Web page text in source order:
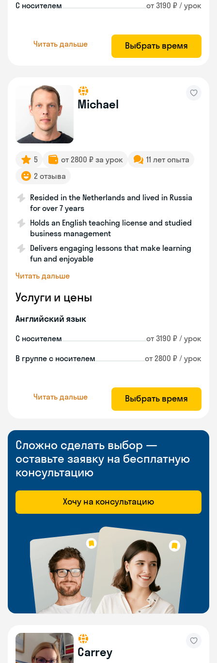
С носителем от 3190 ₽ / урок
Читать дальше Выбрать время
Michael
5 от 2800 ₽ за урок
11 лет опыта
2 отзыва
Resided in the Netherlands and lived in Russia
for over 7 years
Holds an English teaching license and studied
business management
Delivers engaging lessons that make learning
fun and enjoyable
Читать дальше
Услуги и цены
Английский язык
С носителем от 3190 ₽ / урок
В группе с носителем от 2800 ₽ / урок
Читать дальше Выбрать время
Сложно сделать выбор —
оставьте заявку на бесплатную
консультацию
Хочу на консультацию
Carrey